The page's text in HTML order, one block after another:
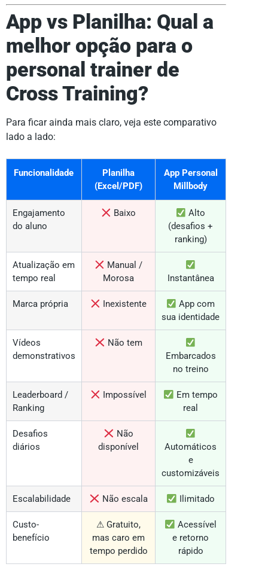
App vs Planilha: Qual a
melhor opção para o
personal trainer de
Cross Training?
Para ficar ainda mais claro, veja este comparativo
lado a lado:
Funcionalidade
Planilha
(Excel/PDF)
App Personal
Millbody
Engajamento
do aluno
Baixo
Alto
(desafios +
ranking)
Atualização em
tempo real
Manual /
Morosa
Instantânea
Marca própria Inexistente
App com
sua identidade
Vídeos
demonstrativos
Não tem
Embarcados
no treino
Leaderboard /
Ranking
Impossível
Em tempo
real
Desafios
diários
Não
disponível
Automáticos
e
customizáveis
Escalabilidade Não escala Ilimitado
Custo-
benefício
⚠ Gratuito,
mas caro em
tempo perdido
Acessível
e retorno
rápido